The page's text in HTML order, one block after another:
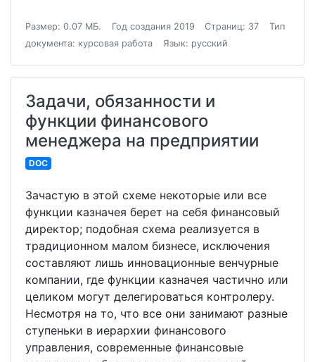
Размер: 0.07 МБ. Год создания 2019 Страниц: 37
Тип
документа: курсовая работа
Язык: русский
Задачи, обязанности и
функции финансового
менеджера на предприятии
DOC
Зачастую в этой схеме некоторые или все
функции казначея берет на себя финансовый
директор; подобная схема реализуется в
традиционном малом бизнесе, исключения
составляют лишь инновационные венчурные
компании, где функции казначея частично или
целиком могут делегироваться контролеру.
Несмотря на то, что все они занимают разные
ступеньки в иерархии финансового
управления, современные финансовые